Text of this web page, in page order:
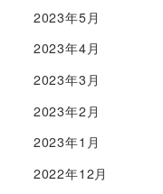
2023年5月
2023年4月
2023年3月
2023年2月
2023年1月
2022年12月